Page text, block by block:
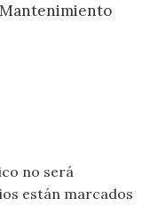
no será
están marcados